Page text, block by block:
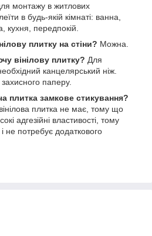
монтажу в житлових
в будь-якій кімнаті: ванна,
кухня, передпокій.
плитку на стіни? Можна.
вінілову плитку? Для
канцелярський ніж.
паперу.
плитка замкове стикування?
плитка не має, тому що
адгезійні властивості, тому
не потребує додаткового